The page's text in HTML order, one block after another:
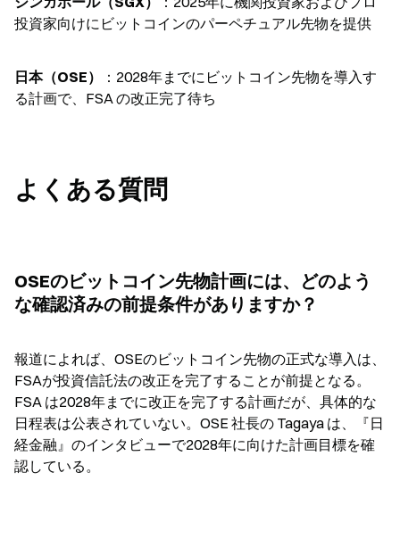
投資家向けにビットコインのパーペチュアル先物を提供
日本（OSE）
：2028年までにビットコイン先物を導入す
る計画で、FSA の改正完了待ち
よくある質問
OSEのビットコイン先物計画には、どのよう
な確認済みの前提条件がありますか？
報道によれば、OSEのビットコイン先物の正式な導入は、
FSAが投資信託法の改正を完了することが前提となる。
FSA は2028年までに改正を完了する計画だが、具体的な
日程表は公表されていない。OSE 社長の Tagaya は、『日
経金融』のインタビューで2028年に向けた計画目標を確
認している。